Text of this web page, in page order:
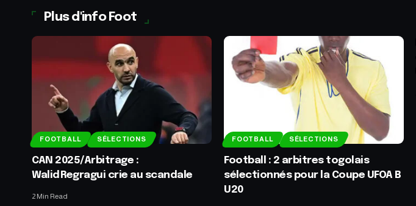
Plus d'info Foot
FOOTBALL SÉLECTIONS
CAN 2025/Arbitrage :
Walid Regragui crie au scandale
2 Min Read
FOOTBALL SÉLECTIONS
Football : 2 arbitres togolais
sélectionnés pour la Coupe UFOA B
U20